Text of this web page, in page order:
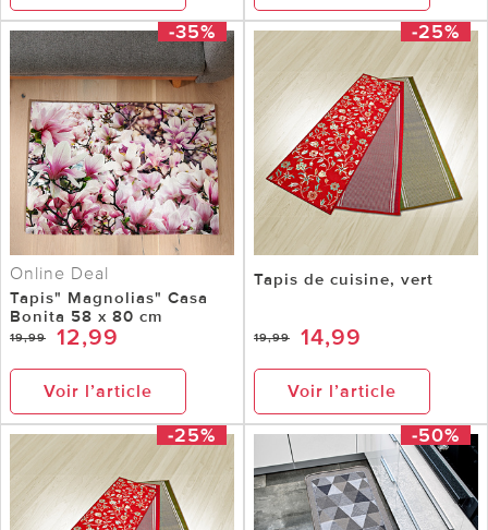
-35%
Online Deal
Tapis" Magnolias" Casa
Bonita 58 x 80 cm
19,99 12,99
Voir l’article
-25%
Tapis de cuisine, vert
19,99 14,99
Voir l’article
-25% -50%